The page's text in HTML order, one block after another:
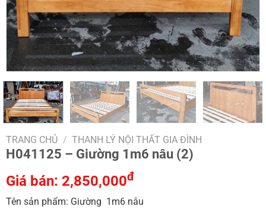
TRANG CHỦ / THANH LÝ NỘI THẤT GIA ĐÌNH
H041125 – Giường 1m6 nâu (2)
Giá bán: 2,850,000đ
Tên sản phẩm: Giường 1m6 nâu